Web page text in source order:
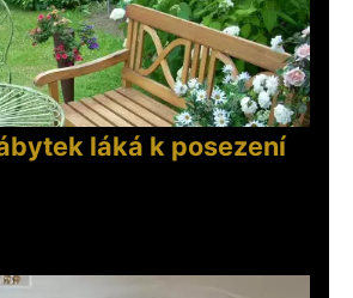
láká k posezení